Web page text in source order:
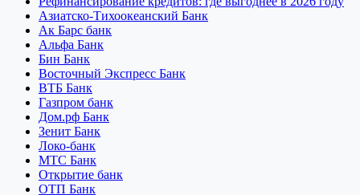
Азиатско-Тихоокеанский Банк
Ак Барс банк
Альфа Банк
Бин Банк
Восточный Экспресс Банк
ВТБ Банк
Газпром банк
Дом.рф Банк
Зенит Банк
Локо-банк
МТС Банк
Открытие банк
ОТП Банк